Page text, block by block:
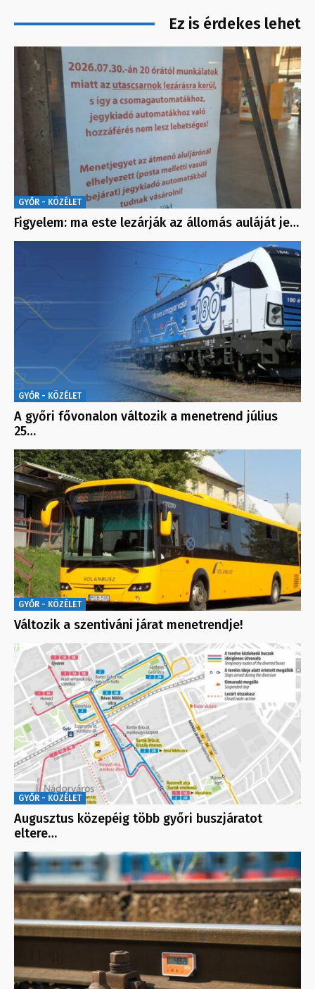
Ez is érdekes lehet
GYŐR - KÖZÉLET
Figyelem: ma este lezárják az állomás auláját je…
GYŐR - KÖZÉLET
A győri fővonalon változik a menetrend július
25…
GYŐR - KÖZÉLET
Változik a szentiváni járat menetrendje!
GYŐR - KÖZÉLET
Augusztus közepéig több győri buszjáratot
eltere…